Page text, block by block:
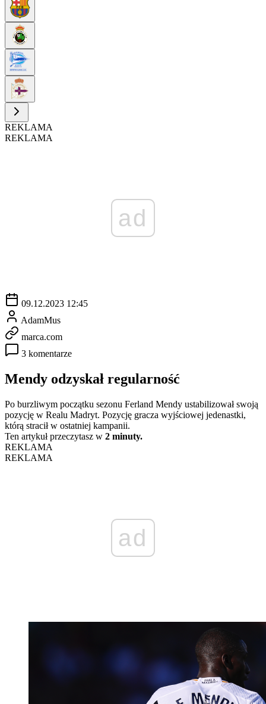
REKLAMA
REKLAMA
ad
09.12.2023 12:45
AdamMus
marca.com
3 komentarze
Mendy odzyskał regularność
Po burzliwym początku sezonu Ferland Mendy ustabilizował swoją
pozycję w Realu Madryt. Pozycję gracza wyjściowej jedenastki,
którą stracił w ostatniej kampanii.
Ten artykuł przeczytasz w 2 minuty.
REKLAMA
REKLAMA
ad